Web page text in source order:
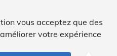
vous acceptez que des
votre expérience